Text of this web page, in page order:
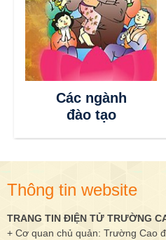
Các ngành
đào tạo
Thông tin website
TRANG TIN ĐIỆN TỬ TRƯỜNG
+ Cơ quan chủ quản: Trường Cao